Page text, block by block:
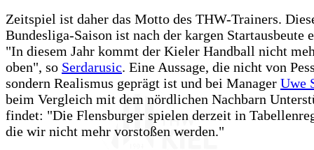
Zeitspiel ist daher das Motto des THW-Trainers.
Bundesliga-Saison ist nach der kargen Startausbeute
"In diesem Jahr kommt der Kieler Handball nicht
oben", so Serdarusic. Eine Aussage, die nicht von
sondern Realismus geprägt ist und bei Manager Uwe
beim Vergleich mit dem nördlichen Nachbarn
findet: "Die Flensburger spielen derzeit in
die wir nicht mehr vorstoßen werden."